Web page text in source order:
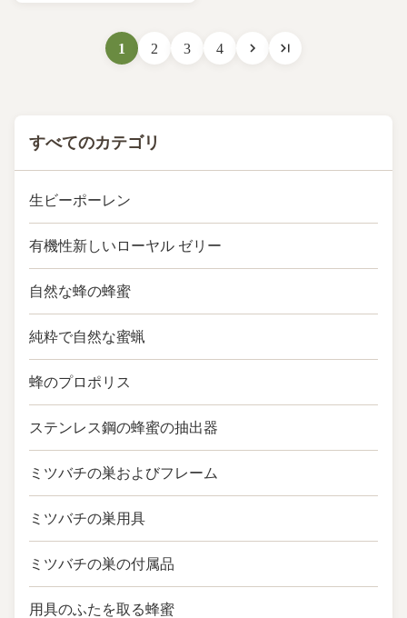
European style, stainless steel,
round, cowhide bellow box
1 2 3 4
すべてのカテゴリ
生ビーポーレン
有機性新しいローヤル ゼリー
自然な蜂の蜂蜜
純粋で自然な蜜蝋
蜂のプロポリス
ステンレス鋼の蜂蜜の抽出器
ミツバチの巣およびフレーム
ミツバチの巣用具
ミツバチの巣の付属品
用具のふたを取る蜂蜜